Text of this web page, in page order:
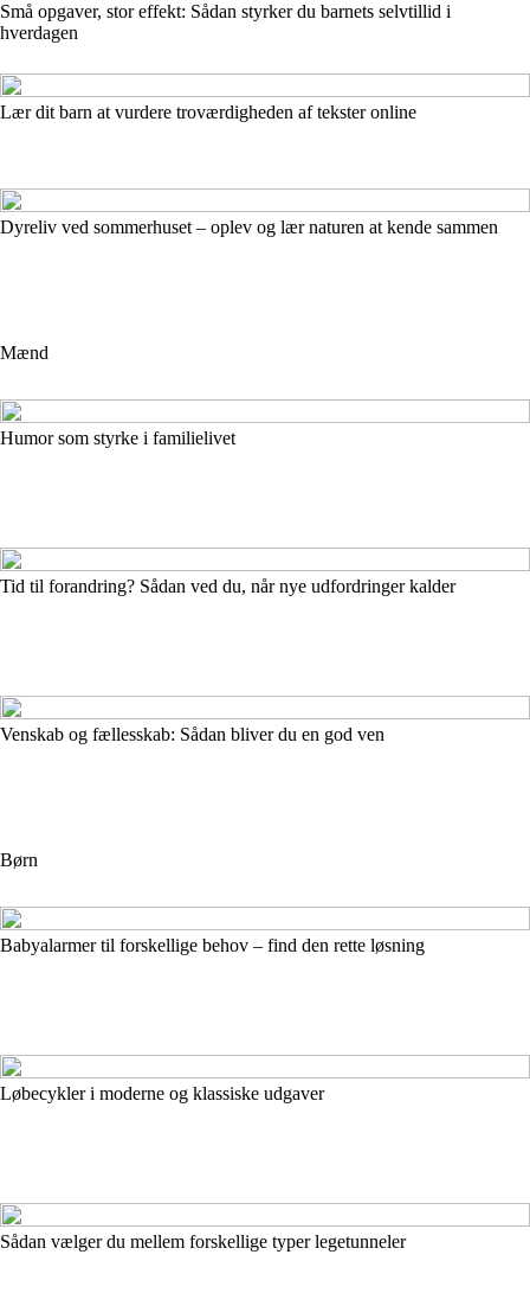
Små opgaver, stor effekt: Sådan styrker du barnets selvtillid i
hverdagen
Lær dit barn at vurdere troværdigheden af tekster online
Dyreliv ved sommerhuset – oplev og lær naturen at kende sammen
Mænd
Humor som styrke i familielivet
Tid til forandring? Sådan ved du, når nye udfordringer kalder
Venskab og fællesskab: Sådan bliver du en god ven
Børn
Babyalarmer til forskellige behov – find den rette løsning
Løbecykler i moderne og klassiske udgaver
Sådan vælger du mellem forskellige typer legetunneler